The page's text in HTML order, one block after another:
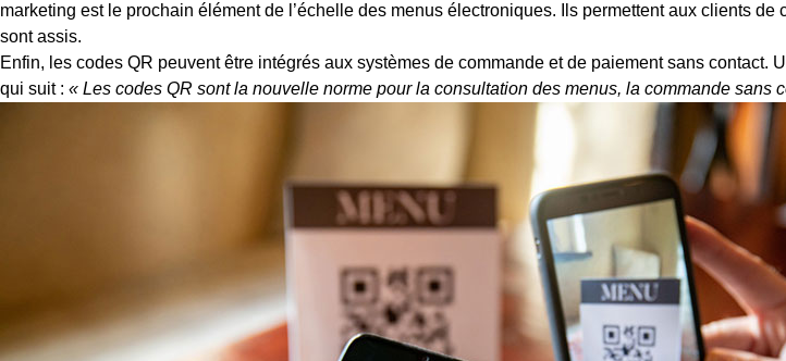
marketing est le prochain élément de l’échelle des menus électroniques. Ils permettent aux clients
sont assis.
Enfin, les codes QR peuvent être intégrés aux systèmes de commande et de paiement sans contact.
qui suit : « Les codes QR sont la nouvelle norme pour la consultation des menus, la commande sans